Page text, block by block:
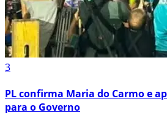
3
PL confirma Maria do Carmo e
para o Governo